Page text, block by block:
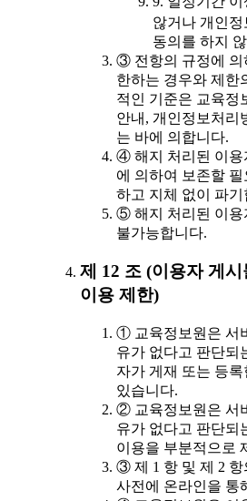
않거나 개인정
동의를 하지
③ 전항의 규정에 의
한하는 경우와 제한
적인 기준은 교육정
안내, 개인정보처리
는 바에 의합니다.
④ 해지 처리된 이용
에 의하여 보존할
하고 지체 없이 파기
⑤ 해지 처리된 이용
불가능합니다.
제 12 조 (이용자 게
이용 제한)
① 교육정보원은 서
유가 없다고 판단되
자가 게재 또는 등
있습니다.
② 교육정보원은 서
유가 없다고 판단되
이용을 부분적으로
③ 제 1 항 및 제 2 항
사전에 온라인을 통